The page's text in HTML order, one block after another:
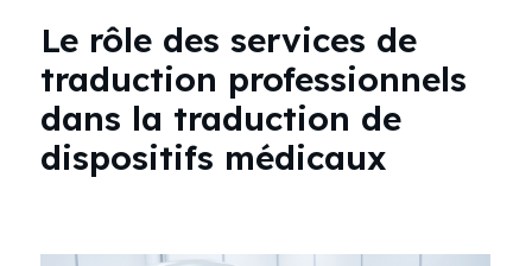
Le rôle des services de
traduction professionnels
dans la traduction de
dispositifs médicaux